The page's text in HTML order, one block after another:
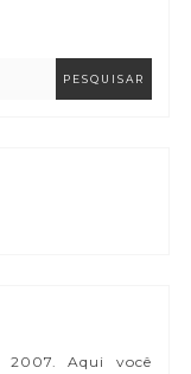
Aqui você